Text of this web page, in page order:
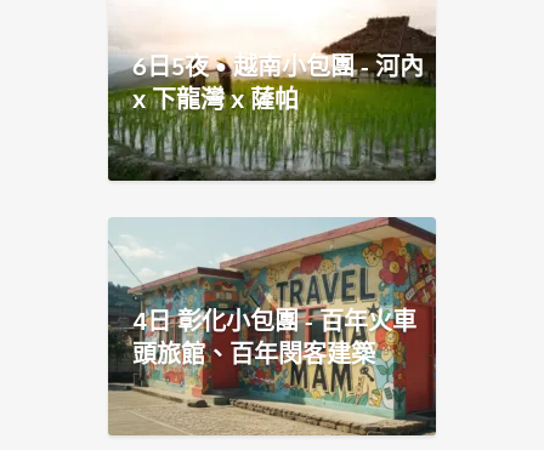
6日5夜 • 越南小包團 - 河內
x 下龍灣 x 薩帕
4日 彰化小包團 - 百年火車
頭旅館、百年閔客建築